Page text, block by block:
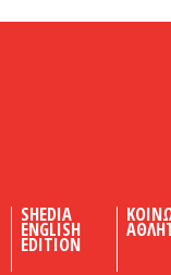
SHEDIA
ENGLISH
EDITION